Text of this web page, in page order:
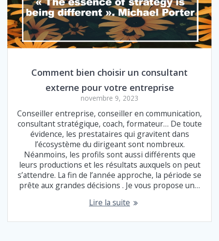
Comment bien choisir un consultant
externe pour votre entreprise
novembre 9, 2023
Conseiller entreprise, conseiller en communication,
consultant stratégique, coach, formateur… De toute
évidence, les prestataires qui gravitent dans
l’écosystème du dirigeant sont nombreux.
Néanmoins, les profils sont aussi différents que
leurs productions et les résultats auxquels on peut
s’attendre. La fin de l’année approche, la période se
prête aux grandes décisions . Je vous propose un…
Lire la suite